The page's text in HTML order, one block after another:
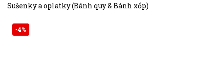
Sušenky a oplatky (Bánh quy & Bánh xốp)
-4%